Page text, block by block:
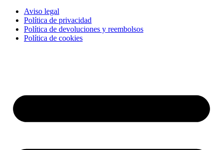
Aviso legal
Política de privacidad
Política de devoluciones y reembolsos
Política de cookies